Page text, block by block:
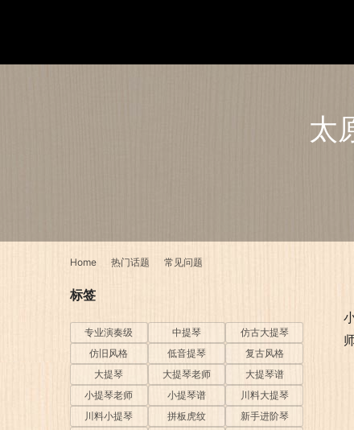
太
Home 热门话题 常见问题
标签
专业演奏级 中提琴
仿古大提琴
仿旧风格
低音提琴
复古风格
大提琴
大提琴老师
大提琴谱
小提琴老师
小提琴谱
川料大提琴
川料小提琴
拼板虎纹
新手进阶琴